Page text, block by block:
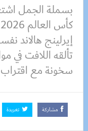
بسملة الجمل
إيرلينج هالاند
تألقه اللافت في
سخونة مع
مشاركة تغريدة